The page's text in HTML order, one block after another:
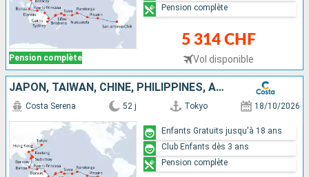
Pension complète
5 314 CHF
Vol disponible
Pension complète
JAPON, TAIWAN, CHINE, PHILIPPINES, AUSTRALIE, HAWAII, FIJI, TONGA, POLYNÉSIE, CHILI
Costa Serena 52 j Tokyo 18/10/2026
Enfants Gratuits jusqu'à 18 ans
Club Enfants dès 3 ans
Pension complète